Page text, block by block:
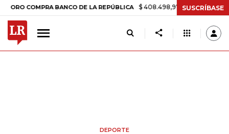
COMPRA BANCO DE LA REPÚBLICA $ 408.498,97 +$ 8.753,81 +2,19%
SUSCRÍBASE
DEPORTE